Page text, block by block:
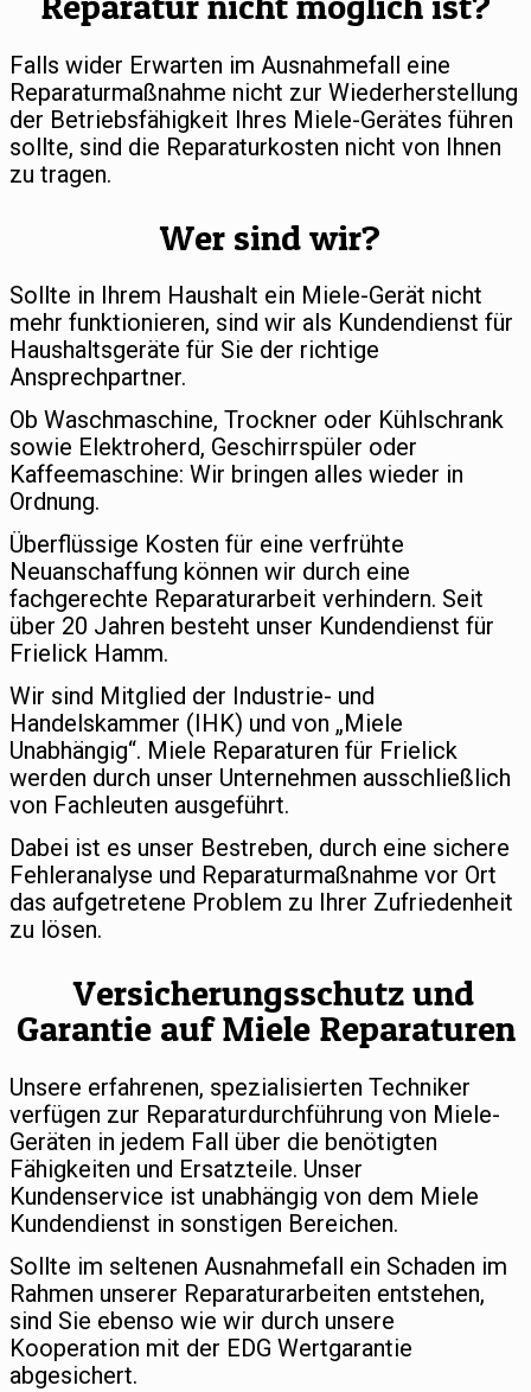
Falls wider Erwarten im Ausnahmefall eine
Reparaturmaßnahme nicht zur Wiederherstellung
der Betriebsfähigkeit Ihres Miele-Gerätes führen
sollte, sind die Reparaturkosten nicht von Ihnen
zu tragen.
Wer sind wir?
Sollte in Ihrem Haushalt ein Miele-Gerät nicht
mehr funktionieren, sind wir als Kundendienst für
Haushaltsgeräte für Sie der richtige
Ansprechpartner.
Ob Waschmaschine, Trockner oder Kühlschrank
sowie Elektroherd, Geschirrspüler oder
Kaffeemaschine: Wir bringen alles wieder in
Ordnung.
Überflüssige Kosten für eine verfrühte
Neuanschaffung können wir durch eine
fachgerechte Reparaturarbeit verhindern. Seit
über 20 Jahren besteht unser Kundendienst für
Frielick Hamm.
Wir sind Mitglied der Industrie- und
Handelskammer (IHK) und von „Miele
Unabhängig“. Miele Reparaturen für Frielick
werden durch unser Unternehmen ausschließlich
von Fachleuten ausgeführt.
Dabei ist es unser Bestreben, durch eine sichere
Fehleranalyse und Reparaturmaßnahme vor Ort
das aufgetretene Problem zu Ihrer Zufriedenheit
zu lösen.
Versicherungsschutz und
Garantie auf Miele Reparaturen
Unsere erfahrenen, spezialisierten Techniker
verfügen zur Reparaturdurchführung von Miele-
Geräten in jedem Fall über die benötigten
Fähigkeiten und Ersatzteile. Unser
Kundenservice ist unabhängig von dem Miele
Kundendienst in sonstigen Bereichen.
Sollte im seltenen Ausnahmefall ein Schaden im
Rahmen unserer Reparaturarbeiten entstehen,
sind Sie ebenso wie wir durch unsere
Kooperation mit der EDG Wertgarantie
abgesichert.